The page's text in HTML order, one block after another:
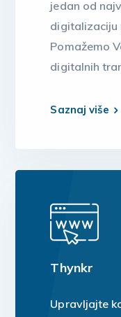
jedan od
digitalizaciju
Pomažemo
digitalnih
Saznaj više
Thynkr
Upravljajte